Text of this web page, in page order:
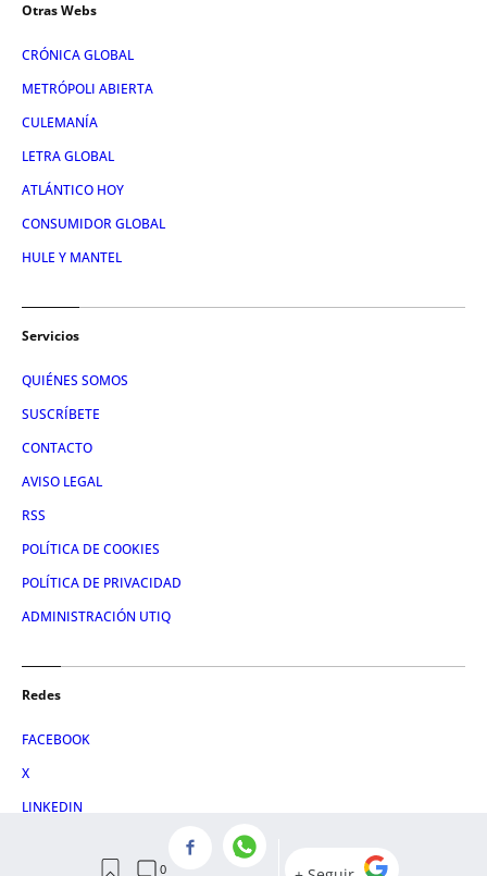
Otras Webs
CRÓNICA GLOBAL
METRÓPOLI ABIERTA
CULEMANÍA
LETRA GLOBAL
ATLÁNTICO HOY
CONSUMIDOR GLOBAL
HULE Y MANTEL
Servicios
QUIÉNES SOMOS
SUSCRÍBETE
CONTACTO
AVISO LEGAL
RSS
POLÍTICA DE COOKIES
POLÍTICA DE PRIVACIDAD
ADMINISTRACIÓN UTIQ
Redes
FACEBOOK
X
LINKEDIN